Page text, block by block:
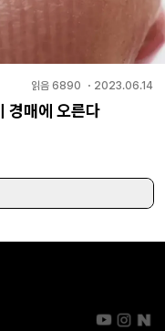
읽음 6890 ・ 2023.06.14
경매에 오른다